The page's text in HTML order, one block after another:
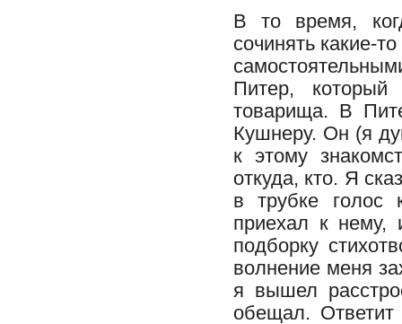
В то время,
сочинять какие-
Питер, который
товарища. В
Кушнеру. Он (я
к этому
откуда, кто. Я
в трубке голос
приехал к нему,
подборку
волнение меня
я вышел
обещал.